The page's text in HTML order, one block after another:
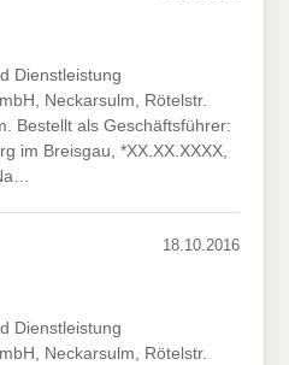
Dienstleistung
Neckarsulm, Rötelstr.
Bestellt als Geschäftsführer:
im Breisgau, *XX.XX.XXXX,
18.10.2016
Dienstleistung
Neckarsulm, Rötelstr.